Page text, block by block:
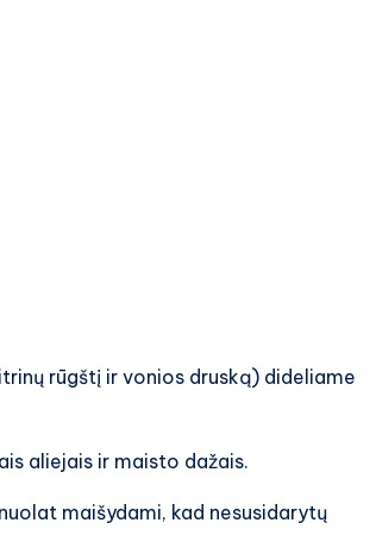
rūgštį ir vonios druską) dideliame
aliejais ir maisto dažais.
maišydami, kad nesusidarytų